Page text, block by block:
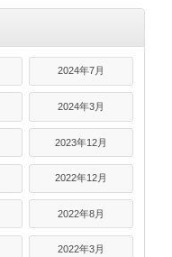
2024年7月
2024年3月
2023年12月
2022年12月
2022年8月
2022年3月